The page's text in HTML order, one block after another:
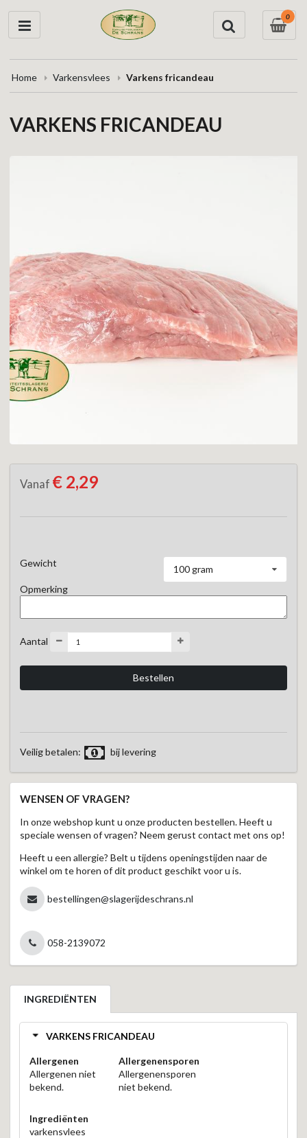
0
Home Varkensvlees Varkens fricandeau
VARKENS FRICANDEAU
Vanaf € 2,29
Gewicht
100 gram
Opmerking
Aantal
Veilig betalen: bij levering
WENSEN OF VRAGEN?
In onze webshop kunt u onze producten bestellen. Heeft u
speciale wensen of vragen? Neem gerust contact met ons op!
Heeft u een allergie? Belt u tijdens openingstijden naar de
winkel om te horen of dit product geschikt voor u is.
bestellingen@slagerijdeschrans.nl
058-2139072
INGREDIËNTEN
VARKENS FRICANDEAU
Allergenen
Allergenen niet
bekend.
Allergenensporen
Allergenensporen
niet bekend.
Ingrediënten
varkensvlees